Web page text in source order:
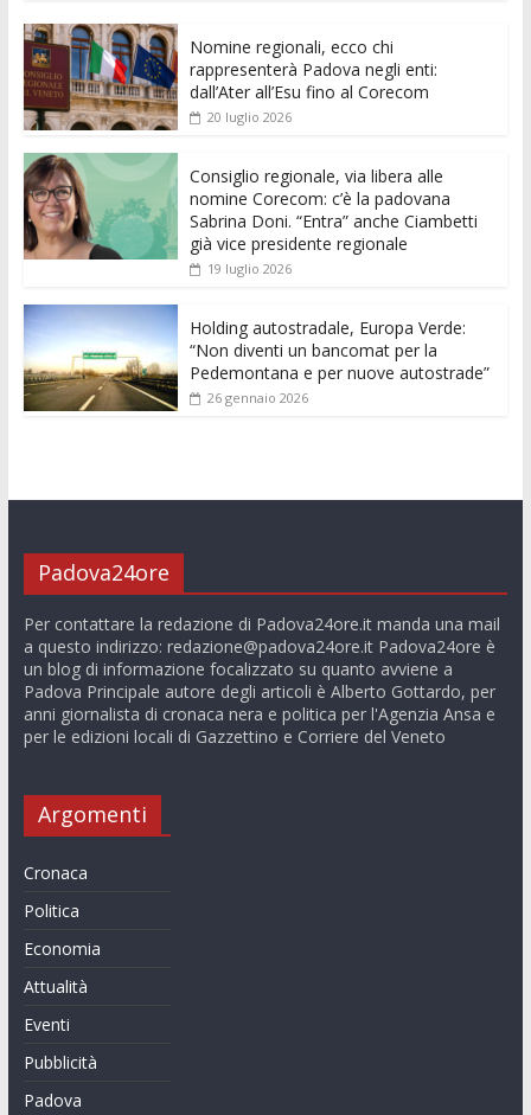
e
b
o
o
k
itt
er l s
A
p
p
ss
e
n
er
di
t
k
e
dI
di
vi
Nomine regionali, ecco chi
rappresenterà Padova negli enti:
dall’Ater all’Esu fino al Corecom
20 luglio 2026
Consiglio regionale, via libera alle
nomine Corecom: c’è la padovana
Sabrina Doni. “Entra” anche Ciambetti
già vice presidente regionale
19 luglio 2026
Holding autostradale, Europa Verde:
“Non diventi un bancomat per la
Pedemontana e per nuove autostrade”
26 gennaio 2026
Padova24ore
Per contattare la redazione di Padova24ore.it manda una mail
a questo indirizzo: redazione@padova24ore.itPadova24ore è
un blog di informazione focalizzato su quanto avviene a
Padova Principale autore degli articoli è Alberto Gottardo, per
anni giornalista di cronaca nera e politica per l'Agenzia Ansa e
per le edizioni locali di Gazzettino e Corriere del Veneto
Argomenti
Cronaca
Politica
Economia
Attualità
Eventi
Pubblicità
Padova